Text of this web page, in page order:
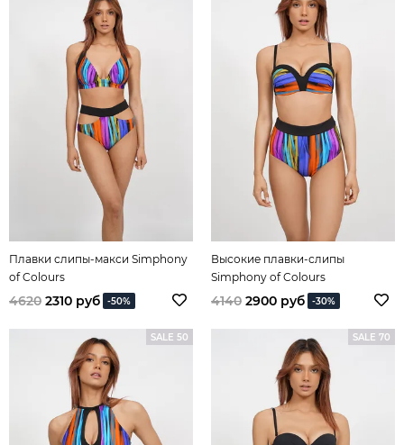
Плавки слипы-макси Simphony
of Colours
4620 2310 руб -50%
Высокие плавки-слипы
Simphony of Colours
4140 2900 руб -30%
SALE 50 SALE 70